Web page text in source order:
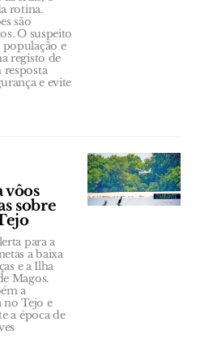
rotina.
são
O suspeito
e
registo de
resposta
e evite
vôos
sobre
para a
a baixa
e a Ilha
Magos.
a
no Tejo e
a época de